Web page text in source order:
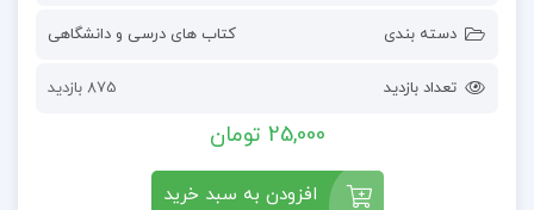
دسته بندی کتاب های درسی و دانشگاهی
تعداد بازدید 875 بازدید
25,000 تومان
افزودن به سبد خرید